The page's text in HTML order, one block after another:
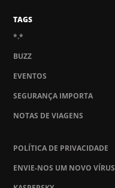
TAGS
*.*
BUZZ
EVENTOS
SEGURANÇA IMPORTA
NOTAS DE VIAGENS
POLÍTICA DE PRIVACIDADE
ENVIE-NOS UM NOVO VÍRUS